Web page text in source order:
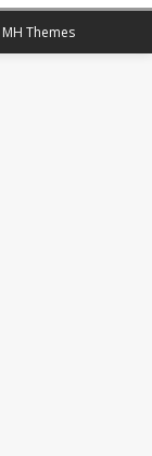
MH Themes